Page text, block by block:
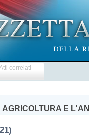
Atti correlati
AGRICOLTURA E